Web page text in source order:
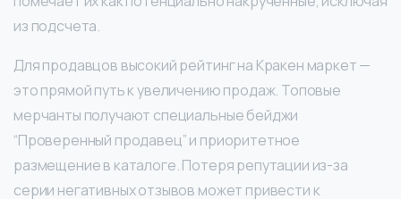
из подсчета.
Для продавцов высокий рейтинг на Кракен маркет —
это прямой путь к увеличению продаж. Топовые
мерчанты получают специальные бейджи
“Проверенный продавец” и приоритетное
размещение в каталоге. Потеря репутации из-за
серии негативных отзывов может привести к